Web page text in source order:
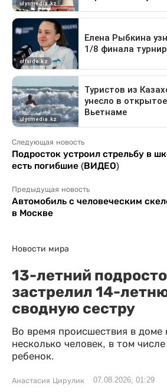
Следующая новость
Подросток устроил стрельбу в
есть погибшие (ВИДЕО)
Предыдущая новость
Автомобиль с человеческим
в Москве
Новости мира
13-летний
застрелил 14-
сводную сестру
Во время происшествия в доме
несколько человек, в том
ребенок.
Анастасия Цирулик 07.08.2026, 01:29